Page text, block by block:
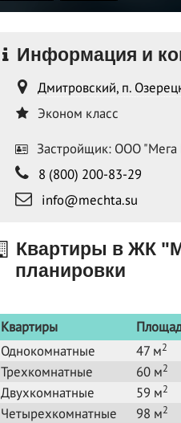
Информация и
Дмитровский, п.
Эконом класс
Застройщик: ООО "Мега
8 (800) 200-83-29
info@mechta.su
Квартиры в ЖК
планировки
Квартиры
Однокомнатные
47 м2
Трехкомнатные 60 м2
Двухкомнатные 59 м2
Четырехкомнатные 98 м2